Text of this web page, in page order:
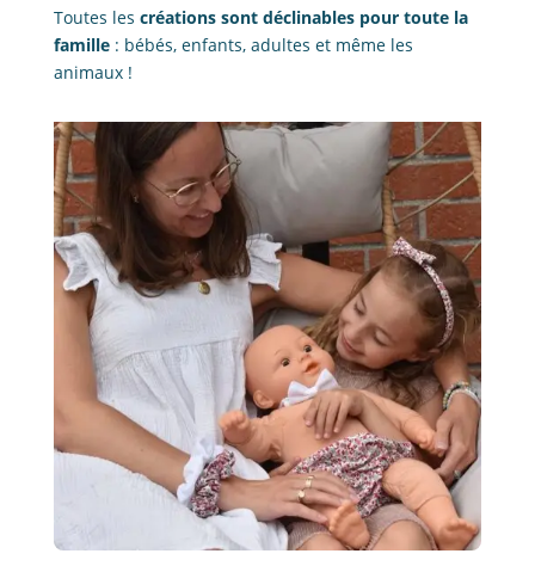
Toutes les créations sont déclinables pour toute la
famille: bébés, enfants, adultes et même les
animaux !